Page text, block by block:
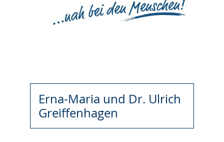
Erna-Maria und Dr. Ulrich
Greiffenhagen